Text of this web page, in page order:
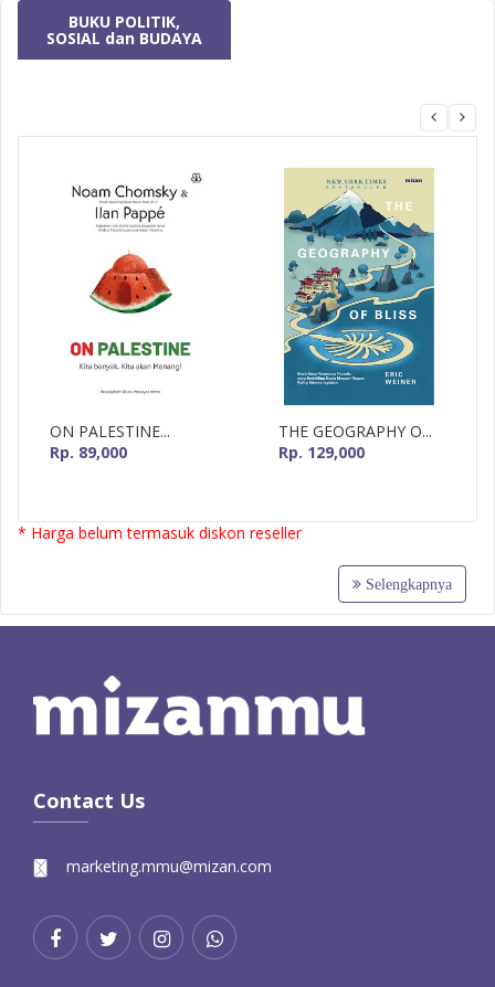
BUKU POLITIK,
SOSIAL dan BUDAYA
ON PALESTINE...
Rp. 89,000
THE GEOGRAPHY O...
Rp. 129,000
* Harga belum termasuk diskon reseller
Selengkapnya
Contact Us
marketing.mmu@mizan.com